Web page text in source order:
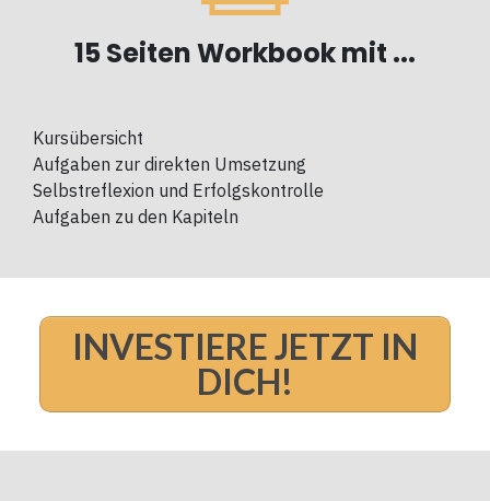
15 Seiten Workbook mit ...
Kursübersicht
Aufgaben zur direkten Umsetzung
Selbstreflexion und Erfolgskontrolle
Aufgaben zu den Kapiteln
INVESTIERE JETZT IN
DICH!